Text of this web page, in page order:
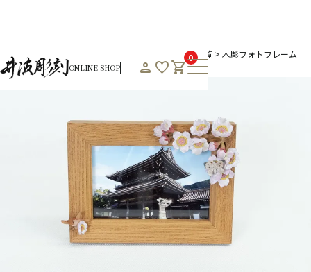
ONLINE SHOP person favoriteshopping_cart
0
HOME プレミアム商品一覧 木彫フォトフレーム